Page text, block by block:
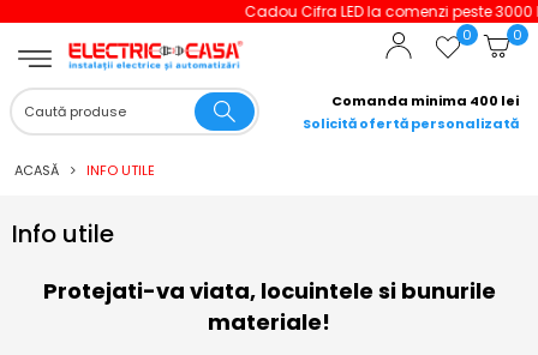
Cadou Cifra LED la comenzi peste 3000 lei!
0 0
Comanda minima 400 lei
Solicită ofertă personalizată
ACASĂ INFO UTILE
Info utile
Protejati-va viata, locuintele si bunurile
materiale!